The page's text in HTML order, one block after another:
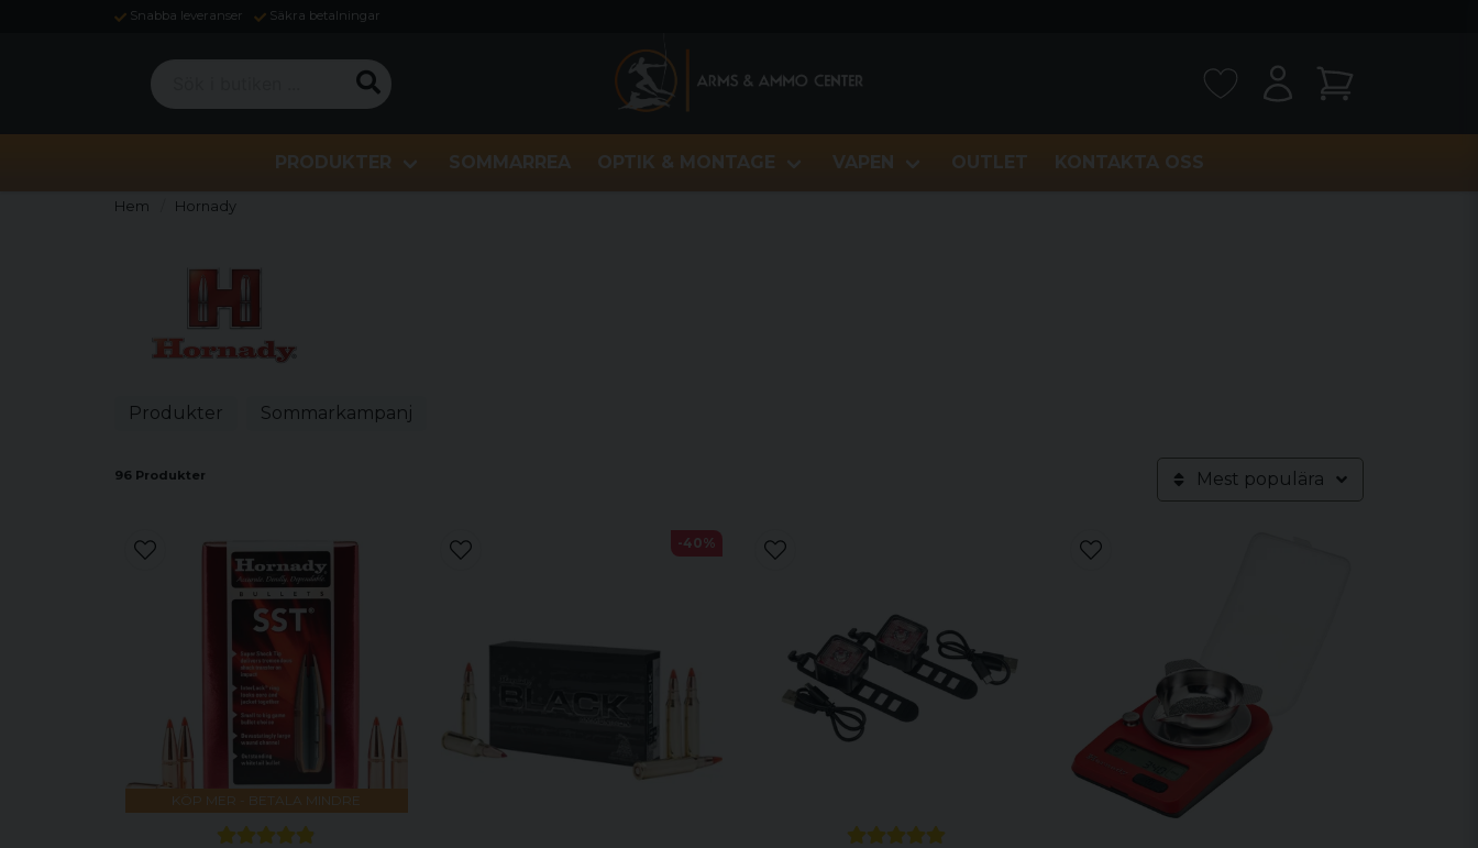
Snabba leveranser Säkra betalningar
Sök i butiken ...
PRODUKTER SOMMARREA OPTIK & MONTAGE VAPEN OUTLET KONTAKTA OSS
Hem Hornady
Produkter Sommarkampanj
96 Produkter Mest populära
KÖP MER - BETALA MINDRE
-40%